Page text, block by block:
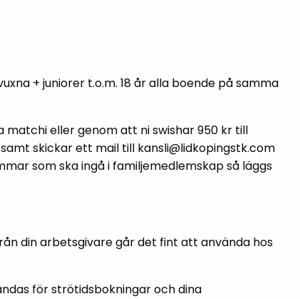
+ juniorer t.o.m. 18 år alla boende på samma
matchi eller genom att ni swishar 950 kr till
samt skickar ett mail till kansli@lidkopingstk.com
som ska ingå i familjemedlemskap så läggs
din arbetsgivare går det fint att använda hos
för strötidsbokningar och dina